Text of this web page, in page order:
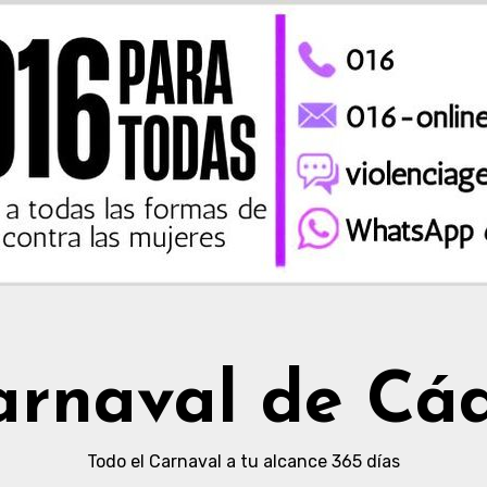
de
Todo el Carnaval a tu alcance 365 días